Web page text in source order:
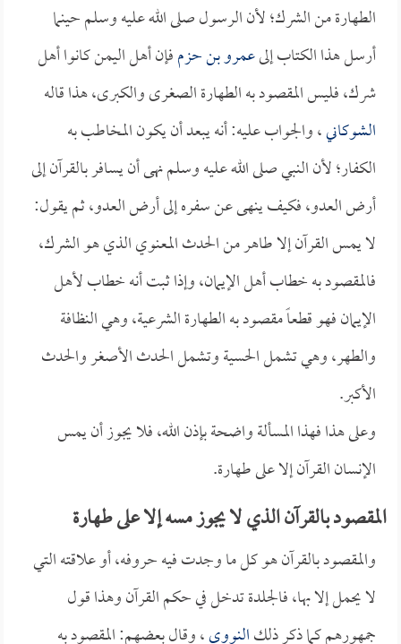
الطهارة من الشرك؛ لأن الرسول صلى الله عليه وسلم حينما
أرسل هذا الكتاب إلىعمرو بن حزمفإن أهل اليمن كانوا أهل
شرك، فليس المقصود به الطهارة الصغرى والكبرى، هذا قاله
الشوكاني، والجواب عليه: أنه يبعد أن يكون المخاطب به
الكفار؛ لأن النبي صلى الله عليه وسلم نهى أن يسافر بالقرآن إلى
أرض العدو، فكيف ينهى عن سفره إلى أرض العدو، ثم يقول:
لا يمس القرآن إلا طاهر من الحدث المعنوي الذي هو الشرك،
فالمقصود به خطاب أهل الإيمان، وإذا ثبت أنه خطاب لأهل
الإيمان فهو قطعاً مقصود به الطهارة الشرعية، وهي النظافة
والطهر، وهي تشمل الحسية وتشمل الحدث الأصغر والحدث
الأكبر.
وعلى هذا فهذا المسألة واضحة بإذن الله، فلا يجوز أن يمس
الإنسان القرآن إلا على طهارة.
المقصود بالقرآن الذي لا يجوز مسه إلا على طهارة
والمقصود بالقرآن هو كل ما وجدت فيه حروفه، أو علاقته التي
لا يحمل إلا بها، فالجلدة تدخل في حكم القرآن وهذا قول
جمهورهم كما ذكر ذلكالنووي، وقال بعضهم: المقصود به